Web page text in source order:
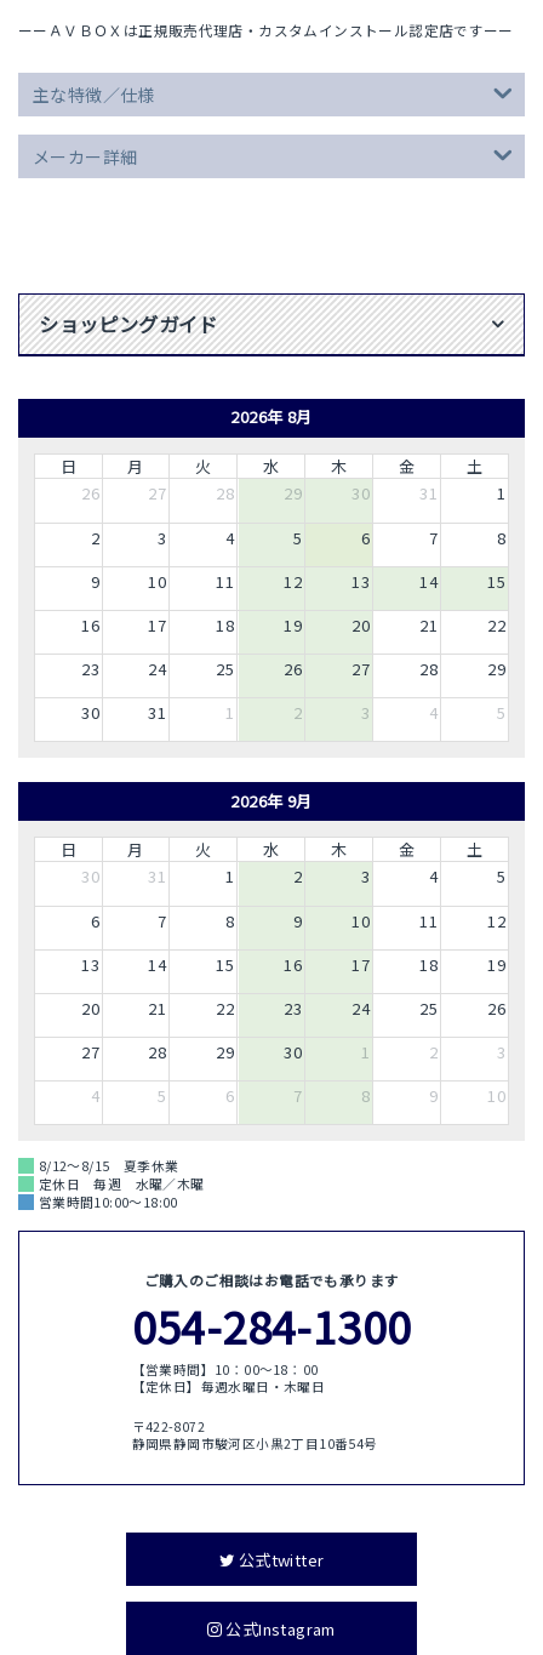
ーーＡＶＢＯＸは正規販売代理店・カスタムインストール認定店ですーー
主な特徴／仕様
メーカー詳細
ショッピングガイド
2026年 8月
日 月 火 水 木 金
土
26
27 28 29 30 31
1
2
3 4 5 6 7
8
9
10 11 12 13 14
15
16
17 18 19 20 21
22
23
24 25 26 27 28
29
30
31 1 2 3 4 5
2026年 9月
日 月 火 水 木 金
土
30
31 1 2 3 4
5
6
7 8 9 10 11
12
13
14 15 16 17 18
19
20
21 22 23 24 25
26
27
28 29 30 1 2
3
4
5 6 7 8 9 10
8/12～8/15 夏季休業
定休日 毎週 水曜／木曜
営業時間10:00～18:00
ご購入のご相談はお電話でも承ります
054-284-1300
【営業時間】10：00〜18：00
【定休日】毎週水曜日・木曜日
〒422-8072
静岡県静岡市駿河区小黒2丁目10番54号
公式twitter
公式Instagram